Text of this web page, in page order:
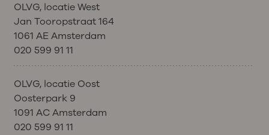
OLVG, locatie West
Jan Tooropstraat 164
1061 AE Amsterdam
020 599 91 11
OLVG, locatie Oost
Oosterpark 9
1091 AC Amsterdam
020 599 91 11